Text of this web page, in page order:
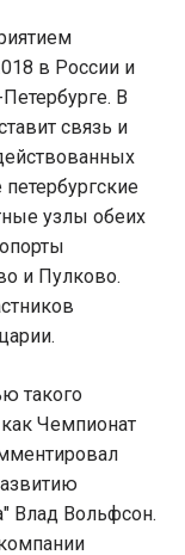
в России и
В
связь и
узлы обеих
и Пулково.
такого
Чемпионат
Влад Вольфсон.